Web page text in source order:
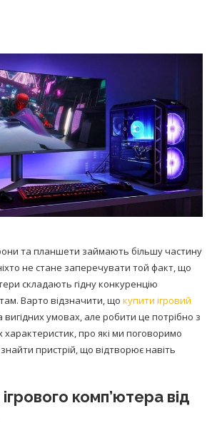
та планшети займають більшу частину
не стане заперечувати той факт, що
складають гідну конкуренцію
Варто відзначити, що купити ігровий
умовах, але робити це потрібно з
про які ми поговоримо
пристрій, що відтворює навіть
ігрового комп’ютера від